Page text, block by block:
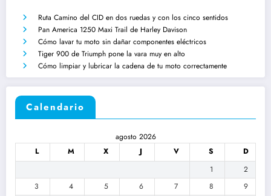
Ruta Camino del CID en dos ruedas y con los cinco sentidos
Pan America 1250 Maxi Trail de Harley Davison
Cómo lavar tu moto sin dañar componentes eléctricos
Tiger 900 de Triumph pone la vara muy en alto
Cómo limpiar y lubricar la cadena de tu moto correctamente
Calendario
agosto 2026
L
M X J V S
D
1
2
3
4 5 6 7 8 9